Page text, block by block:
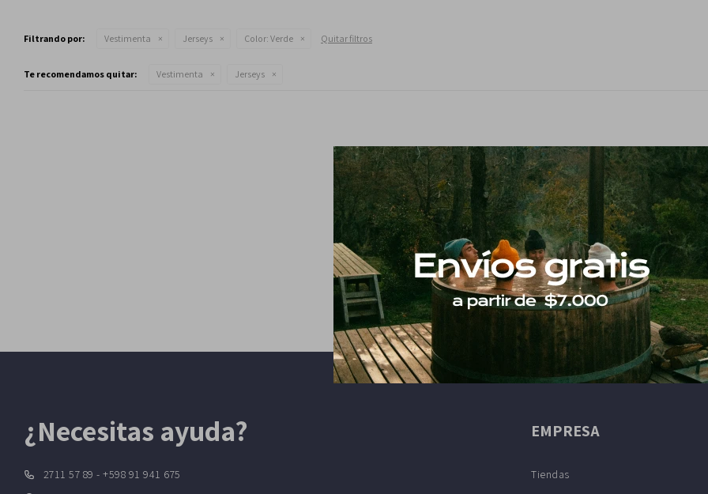
Filtrando por: Vestimenta Jerseys Color: Verde Quitar filtros
Te recomendamos quitar: Vestimenta Jerseys
¿Necesitas ayuda?
2711 57 89 - +598 91 941 675
EMPRESA
Tiendas